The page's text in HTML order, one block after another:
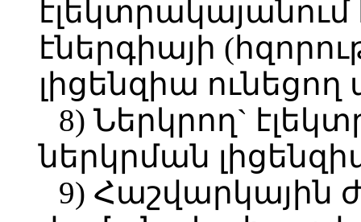
էներգիայի
լիցենզիա ունեցող
8) Ներկրող`
ներկրման
9)